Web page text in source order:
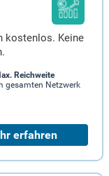
kostenlos. Keine
Reichweite
gesamten Netzwerk
erfahren